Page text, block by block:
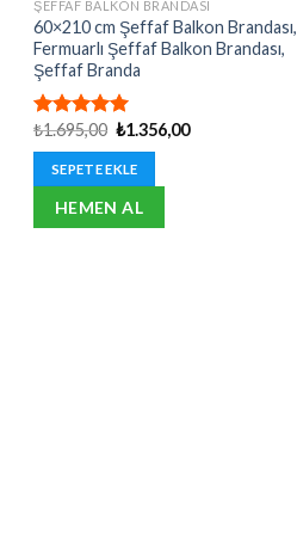
ŞEFFAF BALKON BRANDASI
60×210 cm Şeffaf Balkon Brandası,
Fermuarlı Şeffaf Balkon Brandası,
Şeffaf Branda
5 üzerinden
5.00oy
aldı
₺1.695,00 Orijinal
₺1.695,00.
₺1.356,00Şu
SEPETE EKLE
HEMEN AL